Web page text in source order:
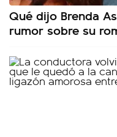
Qué dijo Brenda
rumor sobre su